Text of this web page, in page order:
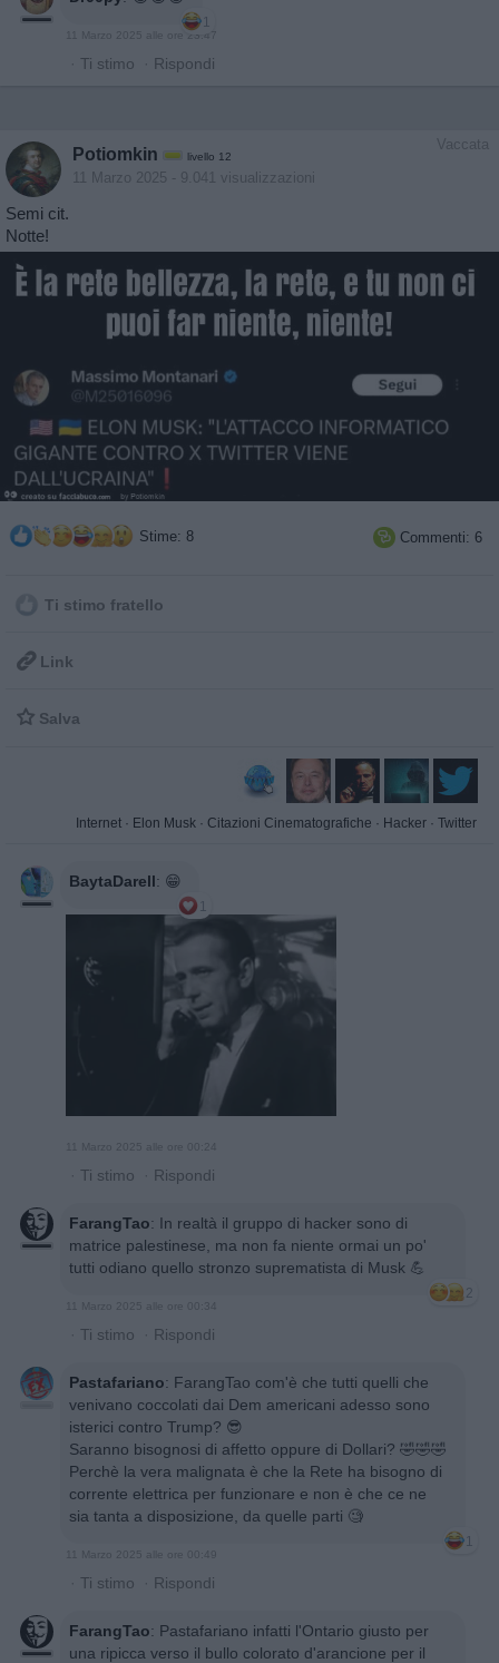
1
11 Marzo 2025 alle ore 23:47
· Ti stimo · Rispondi
Vaccata
Potiomkin livello 12
11 Marzo 2025 - 9.041 visualizzazioni
Semi cit.
Notte!
Stime: 8  Commenti: 6
Ti stimo fratello
 Link
 Salva
Internet · Elon Musk · Citazioni Cinematografiche · Hacker · Twitter
BaytaDarell: 😁
1
11 Marzo 2025 alle ore 00:24
· Ti stimo · Rispondi
FarangTao: In realtà il gruppo di hacker sono di
matrice palestinese, ma non fa niente ormai un po'
tutti odiano quello stronzo suprematista di Musk 💪
2
11 Marzo 2025 alle ore 00:34
· Ti stimo · Rispondi
Pastafariano: FarangTao com'è che tutti quelli che
venivano coccolati dai Dem americani adesso sono
isterici contro Trump? 😎
Saranno bisognosi di affetto oppure di Dollari? 🤣🤣🤣
Perchè la vera malignata è che la Rete ha bisogno di
corrente elettrica per funzionare e non è che ce ne
sia tanta a disposizione, da quelle parti 🧐
1
11 Marzo 2025 alle ore 00:49
· Ti stimo · Rispondi
FarangTao: Pastafariano infatti l'Ontario giusto per
una ripicca verso il bullo colorato d'arancione per il